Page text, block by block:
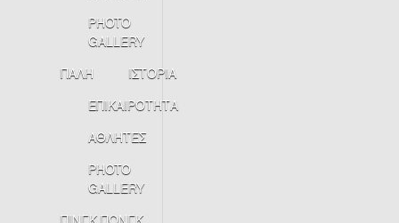
PHOTO
GALLERY
ΠΑΛΗ
ΙΣΤΟΡΙΑ
ΕΠΙΚΑΙΡΟΤΗΤΑ
ΑΘΛΗΤΕΣ
PHOTO
GALLERY
ΠΙΝΓΚ ΠΟΝΓΚ